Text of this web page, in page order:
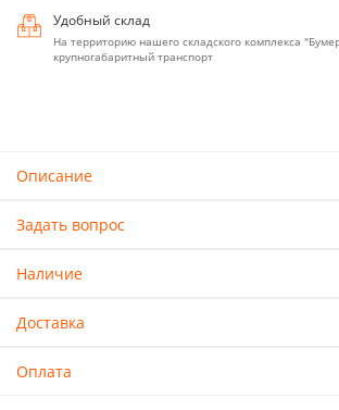
Удобный склад
На территорию нашего складского комплекса
крупногабаритный транспорт
Описание
Задать вопрос
Наличие
Доставка
Оплата